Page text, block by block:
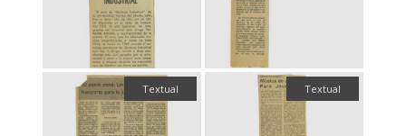
Textual Textual